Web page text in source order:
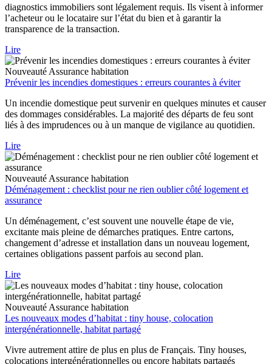
diagnostics immobiliers sont légalement requis. Ils visent à informer
l’acheteur ou le locataire sur l’état du bien et à garantir la
transparence de la transaction.
Lire
Nouveauté Assurance habitation
Prévenir les incendies domestiques : erreurs courantes à éviter
Un incendie domestique peut survenir en quelques minutes et causer
des dommages considérables. La majorité des départs de feu sont
liés à des imprudences ou à un manque de vigilance au quotidien.
Lire
Nouveauté Assurance habitation
Déménagement : checklist pour ne rien oublier côté logement et
assurance
Un déménagement, c’est souvent une nouvelle étape de vie,
excitante mais pleine de démarches pratiques. Entre cartons,
changement d’adresse et installation dans un nouveau logement,
certaines obligations passent parfois au second plan.
Lire
Nouveauté Assurance habitation
Les nouveaux modes d’habitat : tiny house, colocation
intergénérationnelle, habitat partagé
Vivre autrement attire de plus en plus de Français. Tiny houses,
colocations intergénérationnelles ou encore habitats partagés